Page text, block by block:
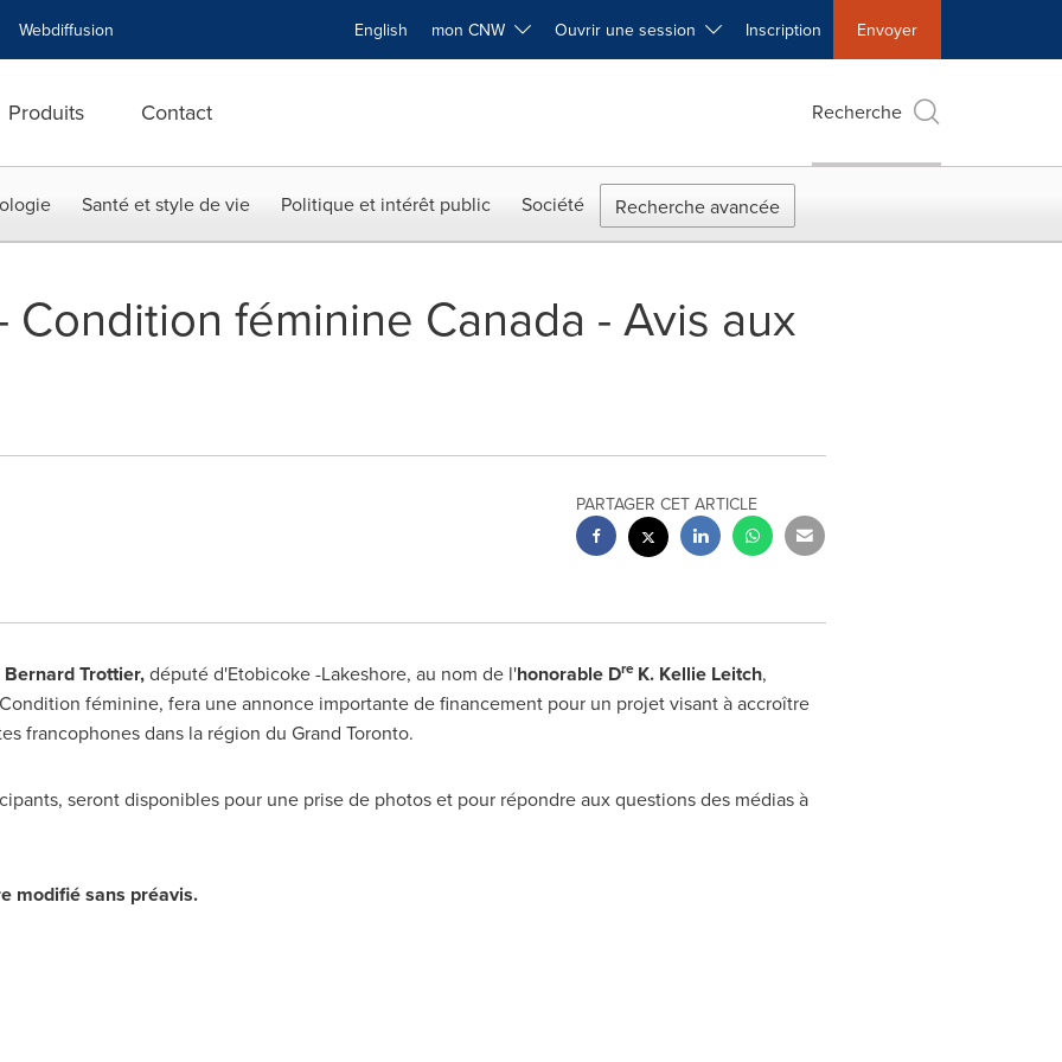
Webdiffusion English mon CNW Ouvrir une session Inscription Envoyer
Produits Contact Recherche
Santé et style de vie Politique et intérêt public Société Recherche avancée
Condition féminine Canada - Avis aux
PARTAGER CET ARTICLE
Bernard Trottier,député d'Etobicoke-Lakeshore, au nom de l'honorable Dre K. Kellie Leitch,
féminine, fera une annonce importante de financement pour un projet visant à accroître
francophones dans la région du Grand Toronto.
seront disponibles pour une prise de photos et pour répondre aux questions des médias à
modifié sans préavis.